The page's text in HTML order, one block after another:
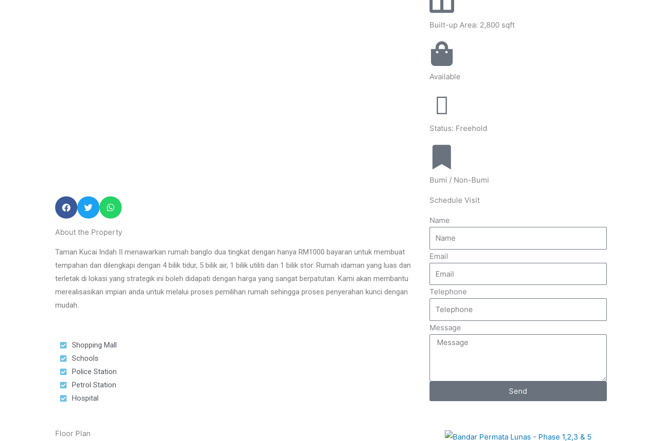
Built-up Area: 2,800 sqft
Available
Status: Freehold
Bumi / Non-Bumi
About the Property
Taman Kucai Indah II menawarkan rumah banglo dua tingkat dengan hanya RM1000 bayaran untuk membuat
tempahan dan dilengkapi dengan 4 bilik tidur, 5 bilik air, 1 bilik utiliti dan 1 bilik stor. Rumah idaman yang luas dan
terletak di lokasi yang strategik ini boleh didapati dengan harga yang sangat berpatutan. Kami akan membantu
merealisasikan impian anda untuk melalui proses pemilihan rumah sehingga proses penyerahan kunci dengan
mudah.
Shopping Mall
Schools
Police Station
Petrol Station
Hospital
Schedule Visit
Name
Email
Telephone
Message
Send
Floor Plan